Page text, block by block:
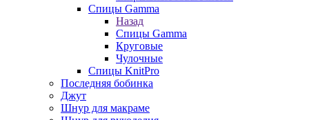
Спицы Gamma
Назад
Спицы Gamma
Круговые
Чулочные
Спицы KnitPro
Последняя бобинка
Джут
Шнур для макраме